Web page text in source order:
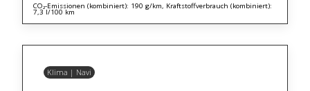
CO₂-Emissionen (kombiniert): 190 g/km, Kraftstoffverbrauch (kombiniert):
7,3 l/100 km
Klima | Navi